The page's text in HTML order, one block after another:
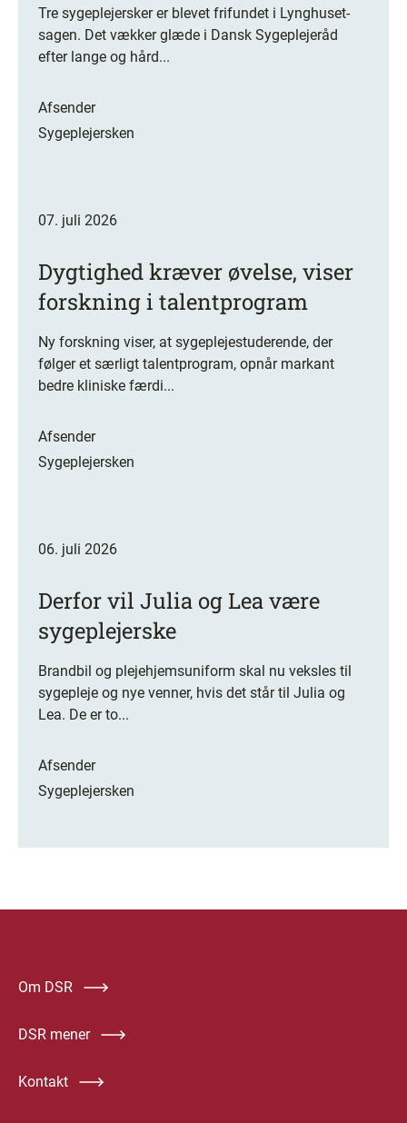
Tre sygeplejersker er blevet frifundet i Lynghuset-
sagen. Det vækker glæde i Dansk Sygeplejeråd
efter lange og hård...
Afsender
Sygeplejersken
07. juli 2026
Dygtighed kræver øvelse, viser
forskning i talentprogram
Ny forskning viser, at sygeplejestuderende, der
følger et særligt talentprogram, opnår markant
bedre kliniske færdi...
Afsender
Sygeplejersken
06. juli 2026
Derfor vil Julia og Lea være
sygeplejerske
Brandbil og plejehjemsuniform skal nu veksles til
sygepleje og nye venner, hvis det står til Julia og
Lea. De er to...
Afsender
Sygeplejersken
Om DSR
DSR mener
Kontakt